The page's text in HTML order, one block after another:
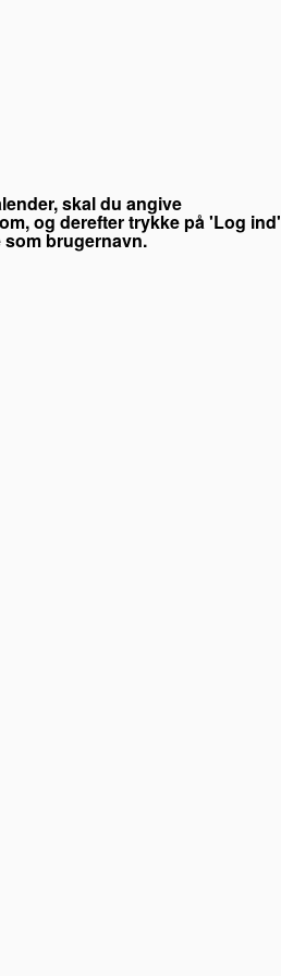
skal du angive
og derefter trykke på 'Log ind'
som brugernavn.